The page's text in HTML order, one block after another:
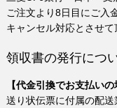
ご注文より8日目にご入
キャンセル対応とさせて
領収書の発行につ
【代金引換でお支払いの
送り状伝票に付属の配